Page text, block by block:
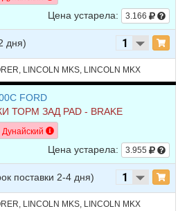
2014
V6 3.5L TURBO -
Turbocharged
2014 V6 3.7L
2013
V6 3.5L TURBO -
Turbocharged
2013 V6 3.7L
2018
V6 3.5L TURBO -
Turbocharged
2018 V6 3.7L
Цена устарела: 3.166
дня)
LINCOLN MKS, LINCOLN MKX
FORD
ТОРМ ЗАД PAD - BRAKE
Цена устарела: 3.955
поставки 2-4 дня)
LINCOLN MKS, LINCOLN MKX